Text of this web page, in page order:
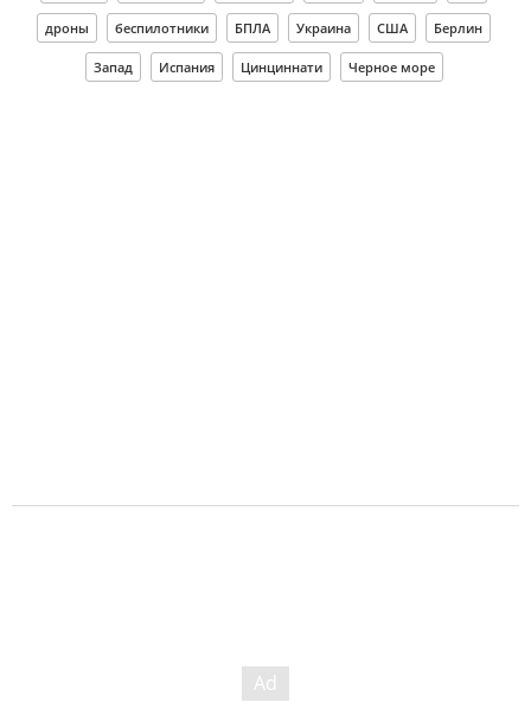
дроны беспилотники БПЛА Украина США Берлин
Запад Испания Цинциннати Черное море